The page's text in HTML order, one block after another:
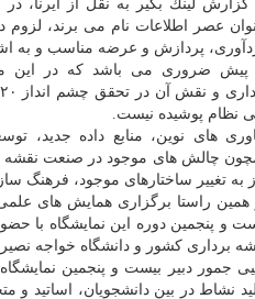
گزارش لینك بگیر به نقل از ایرنا،
عصر اطلاعات نام می برند، لزوم
پردازش و عرضه مناسب و به
پیش ضروری می باشد كه در این
نظام پوشیده نیست.
های نوین، منابع داده جدید،
چالش های موجود در صنعت نقشه
به تغییر ساختارهای موجود، فرهنگ
همین راستا برگزاری همایش های
و پنجمین دوره این نمایشگاه با حضور
برداری كشور و دانشگاه خواجه
جمور دبیر بیست و پنجمین
نشاط در بین دانشجویان،